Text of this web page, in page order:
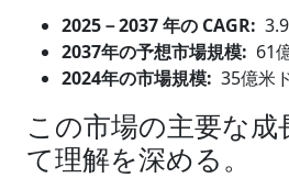
2025－2037 年の CAGR:
2037年の予想市場規模: 61
2024年の市場規模: 35億米
この市場の主要な成
て理解を深める。